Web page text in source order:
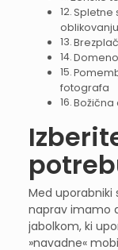
Spletne
oblikovanju
fotografa
Božična
Med uporabniki
naprav imamo
jabolkom, ki
»navadne«